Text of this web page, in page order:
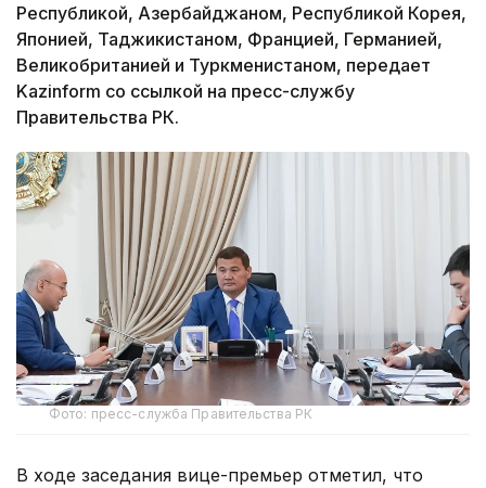
Республикой, Азербайджаном, Республикой Корея,
Японией, Таджикистаном, Францией, Германией,
Великобританией и Туркменистаном, передает
Kazinform со ссылкой на пресс-службу
Правительства РК.
Фото: пресс-служба Правительства РК
В ходе заседания вице-премьер отметил, что